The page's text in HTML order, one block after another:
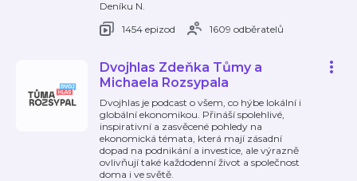
Deníku N.
1454 epizod
1609 odběratelů
Dvojhlas Zdeňka Tůmy a
Michaela Rozsypala
Dvojhlas je podcast o všem, co hýbe lokální i
globální ekonomikou. Přináší spolehlivé,
inspirativní a zasvěcené pohledy na
ekonomická témata, která mají zásadní
dopad na podnikání a investice, ale výrazně
ovlivňují také každodenní život a společnost
doma i ve světě.